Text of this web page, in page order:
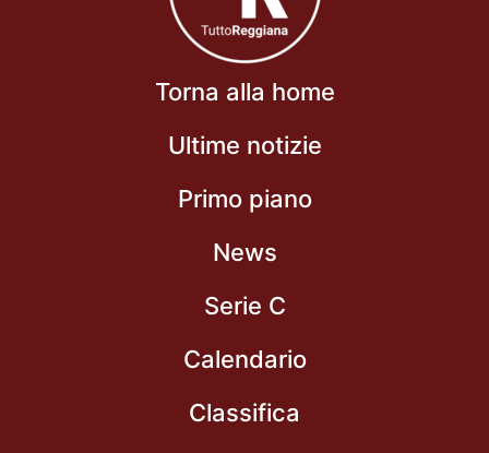
Torna alla home
Ultime notizie
Primo piano
News
Serie C
Calendario
Classifica